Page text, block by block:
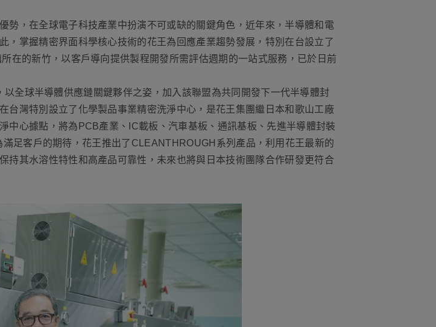
勢，在全球電子科技產業中扮演不可或缺的關鍵角色，近年來，半導體和電
，掌握精密界面科學核心技術的花王為回應產業趨勢發展，特別在台設立了
在的新竹，以客戶導向提供製程開發所需評估週期的一站式服務，已於日前
全球半導體供應鏈關鍵夥伴之姿，加入該聯盟為共同開發下一代半導體封
台灣特別設立了化學製品事業精密洗淨中心，是花王集團繼日本和歌山工廠
中心據點，將為PCB產業、IC載板、汽車基板、通訊基板、先進半導體封裝
足客戶的期待，花王推出了CLEANTHROUGH系列產品，利用花王最新的
持其水溶性特性和高產品可靠性，未來也將與日本技術團隊合作研發更符合